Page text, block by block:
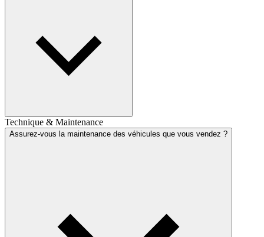
Technique & Maintenance
Assurez-vous la maintenance des véhicules que vous vendez ?